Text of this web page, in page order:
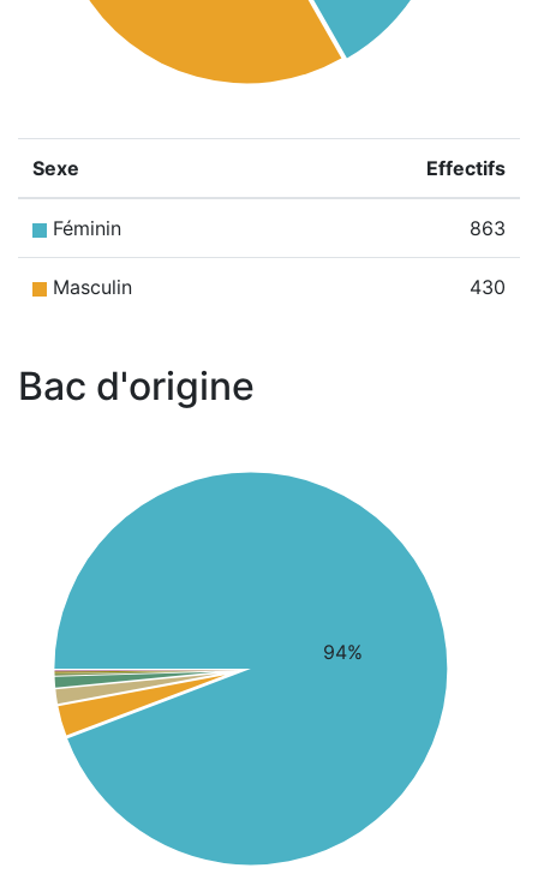
Sexe Effectifs
Féminin 863
Masculin 430
Bac d'origine
94%